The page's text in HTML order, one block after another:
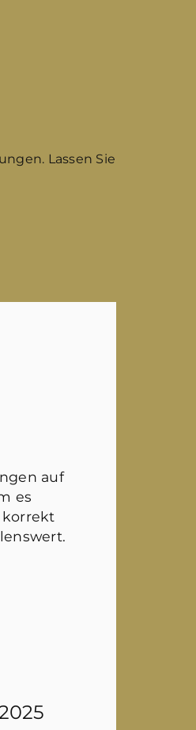
Lassen Sie
auf
es